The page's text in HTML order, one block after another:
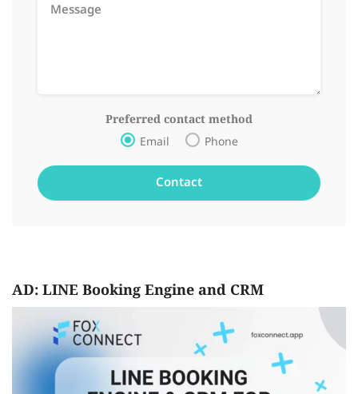
Preferred contact method
Email Phone
AD: LINE Booking Engine and CRM